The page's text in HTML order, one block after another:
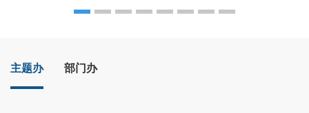
主题办 部门办